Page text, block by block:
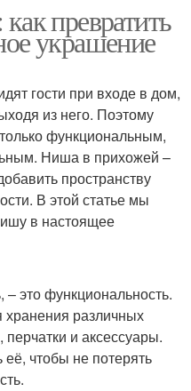
превратить
украшение
гости при входе в дом,
из него. Поэтому
функциональным,
Ниша в прихожей –
пространству
В этой статье мы
в настоящее
это функциональность.
различных
и аксессуары.
чтобы не потерять